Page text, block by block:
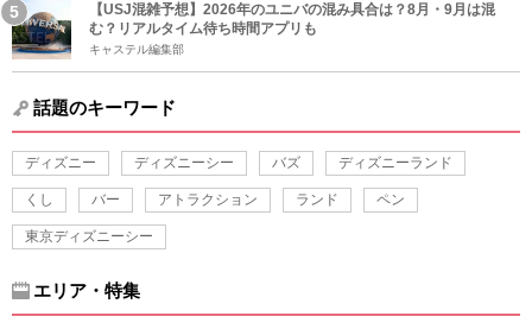
【USJ混雑予想】2026年のユニバの混み具合は？8月・9月は混
む？リアルタイム待ち時間アプリも
キャステル編集部
話題のキーワード
ディズニー ディズニーシー バズ ディズニーランド
くし バー アトラクション ランド ペン
東京ディズニーシー
エリア・特集